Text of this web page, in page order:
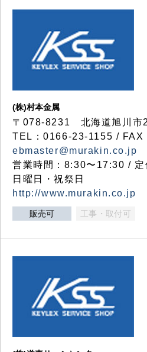
(株)村本金属
〒078-8231 北海道旭川市
TEL：0166-23-1155 /
ebmaster@murakin.co.jp
営業時間：8:30〜17:30 / 定
日曜日・祝祭日
http://www.murakin.co.jp
販売可 工事・取付可